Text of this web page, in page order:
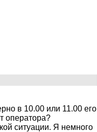
в 10.00 или 11.00 его
оператора?
ситуации. Я немного